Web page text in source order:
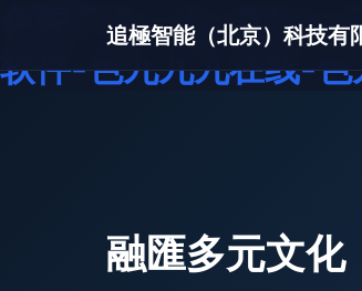
色国产色一色-色好
软件-色九九九在线-
追極智能（北京）科技有
融匯多元文